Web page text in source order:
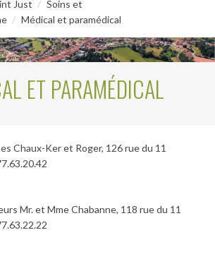
Just
Soins et
Médical et paramédical
ET PARAMÉDICAL
Chaux-Ker et Roger, 126 rue du 11
Mr. et Mme Chabanne, 118 rue du 11